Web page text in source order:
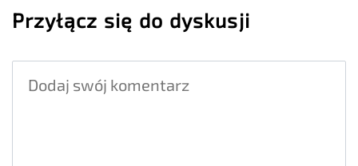
Przyłącz się do dyskusji